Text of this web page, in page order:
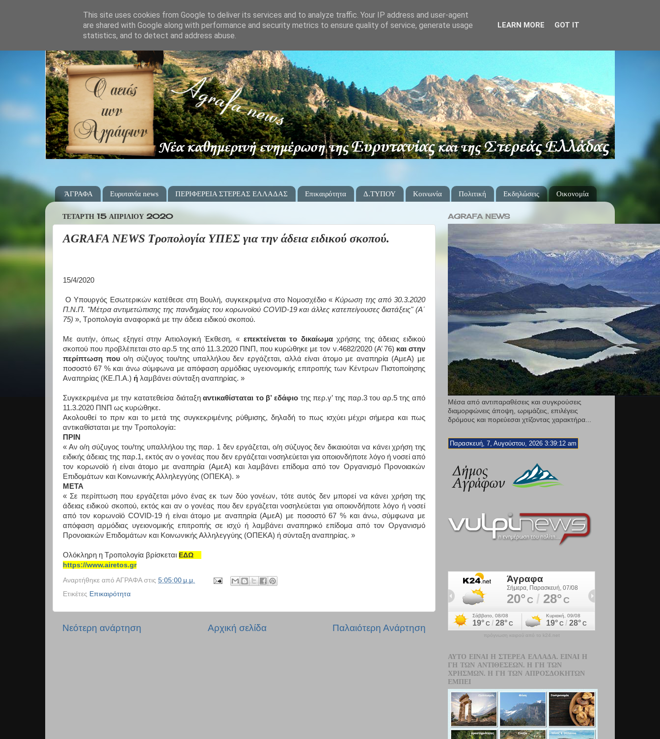
ΆΓΡΑΦΑ Ευρυτανία news ΠΕΡΙΦΕΡΕΙΑ ΣΤΕΡΕΑΣ ΕΛΛΑΔΑΣ Επικαιρότητα Δ.ΤΥΠΟΥ Κοινωνία Πολιτική Εκδηλώσεις Οικονομία
ΤΕΤΆΡΤΗ 15 ΑΠΡΙΛΊΟΥ 2020
AGRAFA NEWS Τροπολογία ΥΠΕΣ για την άδεια ειδικού σκοπού.
15/4/2020
Ο Υπουργός Εσωτερικών κατέθεσε στη Βουλή, συγκεκριμένα στο Νομοσχέδιο «Κύρωση της από 30.3.2020
Π.Ν.Π. "Μέτρα αντιμετώπισης της πανδημίας του κορωνοϊού COVID-19 και άλλες κατεπείγουσες διατάξεις" (Α΄
75) », Τροπολογία αναφορικά με την άδεια ειδικού σκοπού.
Με αυτήν, όπως εξηγεί στην Αιτιολογική Έκθεση, « επεκτείνεται το δικαίωμαχρήσης της άδειας ειδικού
σκοπού που προβλέπεται στο αρ.5 της από 11.3.2020 ΠΝΠ, που κυρώθηκε με τον ν.4682/2020 (Α’ 76) και στην
περίπτωση που ο/η σύζυγος του/της υπαλλήλου δεν εργάζεται, αλλά είναι άτομο με αναπηρία (ΑμεΑ) με
ποσοστό 67 % και άνω σύμφωνα με απόφαση αρμόδιας υγειονομικής επιτροπής των Κέντρων Πιστοποίησης
Αναπηρίας (ΚΕ.Π.Α.) ή λαμβάνει σύνταξη αναπηρίας. »
Συγκεκριμένα με την κατατεθείσα διάταξηαντικαθίσταται το β’ εδάφιο της περ.γ’ της παρ.3 του αρ.5 της από
11.3.2020 ΠΝΠ ως κυρώθηκε.
Ακολουθεί το πριν και το μετά της συγκεκριμένης ρύθμισης, δηλαδή το πως ισχύει μέχρι σήμερα και πως
αντικαθίσταται με την Τροπολογία:
ΠΡΙΝ
« Αν ο/η σύζυγος του/της υπαλλήλου της παρ. 1 δεν εργάζεται, ο/η σύζυγος δεν δικαιούται να κάνει χρήση της
ειδικής άδειας της παρ.1, εκτός αν ο γονέας που δεν εργάζεται νοσηλεύεται για οποιονδήποτε λόγο ή νοσεί από
τον κορωνοϊό ή είναι άτομο με αναπηρία (ΑμεΑ) και λαμβάνει επίδομα από τον Οργανισμό Προνοιακών
Επιδομάτων και Κοινωνικής Αλληλεγγύης (ΟΠΕΚΑ). »
ΜΕΤΑ
« Σε περίπτωση που εργάζεται μόνο ένας εκ των δύο γονέων, τότε αυτός δεν μπορεί να κάνει χρήση της
άδειας ειδικού σκοπού, εκτός και αν ο γονέας που δεν εργάζεται νοσηλεύεται για οποιονδήποτε λόγο ή νοσεί
από τον κορωνοϊόCOVID-19 ή είναι άτομο με αναπηρία (ΑμεΑ) με ποσοστό 67 % και άνω, σύμφωνα με
απόφαση αρμόδιας υγειονομικής επιτροπής σε ισχύ ή λαμβάνει αναπηρικό επίδομα από τον Οργανισμό
Προνοιακών Επιδομάτων και Κοινωνικής Αλληλεγγύης (ΟΠΕΚΑ) ή σύνταξη αναπηρίας. »
Ολόκληρη η Τροπολογία βρίσκεται ΕΔΩ
https://www.airetos.gr
Αναρτήθηκε από ΑΓΡΑΦΑ στις 5:05:00 μ.μ.
Ετικέτες Επικαιρότητα
Νεότερη ανάρτηση Παλαιότερη Ανάρτηση
Αρχική σελίδα
AGRAFA NEWS
Μέσα από αντιπαραθέσεις και συγκρούσεις
διαμορφώνεις άποψη, ωριμάζεις, επιλέγεις
δρόμους και πορεύεσαι χτίζοντας χαρακτήρα...
Παρασκευή, 7, Αυγούστου, 2026 3:39:13 am
πρόγνωση καιρού από το k24.net
ΑΥΤΌ ΕΊΝΑΙ Η ΣΤΕΡΕΆ ΕΛΛΆΔΑ. ΕΊΝΑΙ Η
ΓΗ ΤΩΝ ΑΝΤΙΘΈΣΕΩΝ. Η ΓΗ ΤΩΝ
ΧΡΗΣΜΏΝ. Η ΓΗ ΤΩΝ ΑΠΡΟΣΔΌΚΗΤΩΝ
ΕΜΠΕΙ
This site uses cookies from Google to deliver its services and to analyze traffic. Your IP address and user-agent
are shared with Google along with performance and security metrics to ensure quality of service, generate usage
statistics, and to detect and address abuse.
LEARN MORE GOT IT